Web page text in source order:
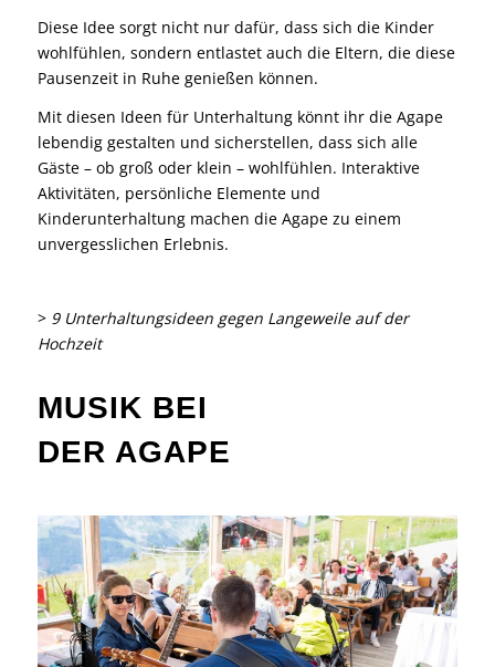
Diese Idee sorgt nicht nur dafür, dass sich die Kinder
wohlfühlen, sondern entlastet auch die Eltern, die diese
Pausenzeit in Ruhe genießen können.
Mit diesen Ideen für Unterhaltung könnt ihr die Agape
lebendig gestalten und sicherstellen, dass sich alle
Gäste – ob groß oder klein – wohlfühlen. Interaktive
Aktivitäten, persönliche Elemente und
Kinderunterhaltung machen die Agape zu einem
unvergesslichen Erlebnis.
> 9 Unterhaltungsideen gegen Langeweile auf der
Hochzeit
MUSIK BEI
DER AGAPE